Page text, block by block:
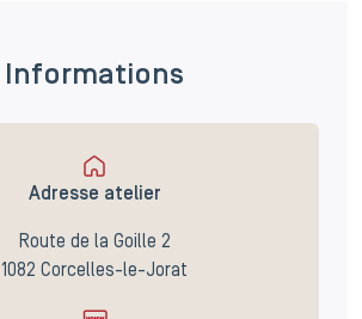
Informations
Adresse atelier
Route de la Goille 2
1082 Corcelles-le-Jorat